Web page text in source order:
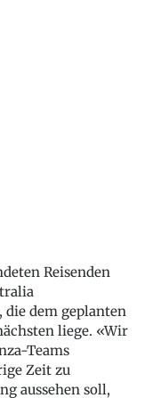
Reisenden
dem geplanten
liege. «Wir
Teams
Zeit zu
aussehen soll,